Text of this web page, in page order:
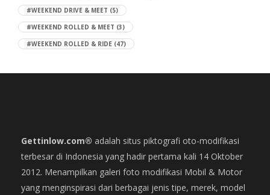
#WEEKEND DRIVE & MEET (5)
#WEEKEND ROLLED & MEET (3)
#WEEKEND ROLLED & RIDE (47)
Gettinlow.com® adalah situs piktografi oto-modifikasi
terbesar di Indonesia yang hadir pertama kali 14 Oktober
2012. Menampilkan galeri foto modifikasi Mobil & Motor
yang menginspirasi dari berbagai jenis tipe, merek, model